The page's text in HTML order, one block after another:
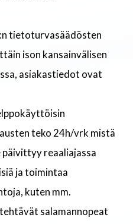
tietoturvasäädösten
ison kansainvälisen
asiakastiedot ovat
teko 24h/vrk mistä
reaaliajassa
ja toimintaa
kuten mm.
salamannopeat